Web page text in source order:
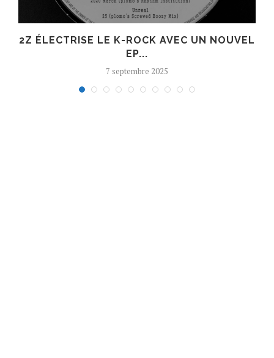
2Z ÉLECTRISE LE K-ROCK AVEC UN NOUVEL
EP...
7 septembre 2025